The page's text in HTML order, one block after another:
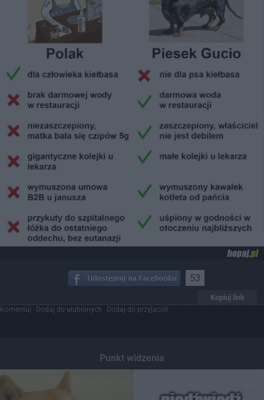
53
Kopiuj link
Komentuj Dodaj do ulubionych Dodaj do przyjaciół
Punkt widzenia